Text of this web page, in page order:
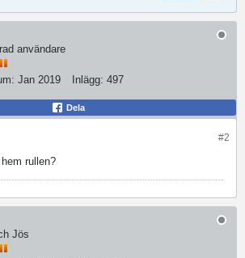
användare
Jan 2019 Inlägg: 497
Dela
#2
rullen?
Jös